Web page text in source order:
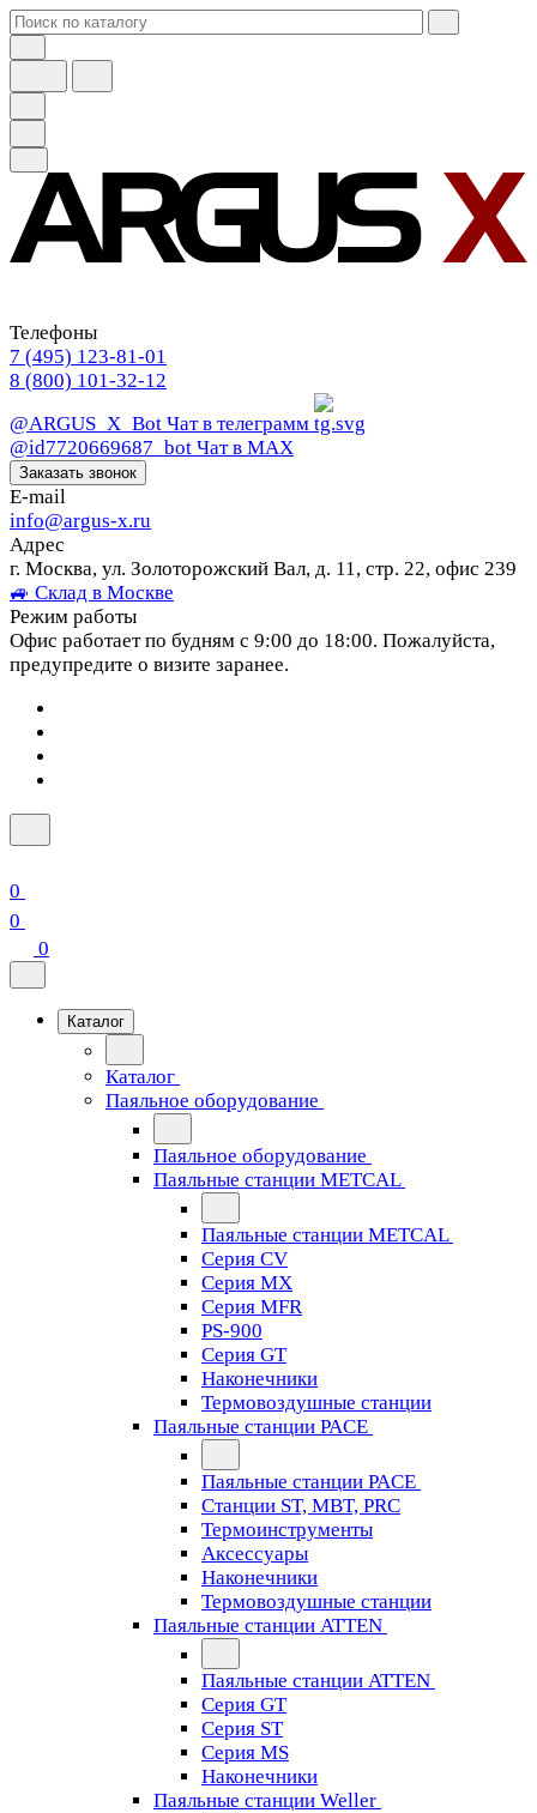
Телефоны
7 (495) 123-81-01
8 (800) 101-32-12
@ARGUS_X_Bot Чат в телеграмм
@id7720669687_bot Чат в МАХ
Заказать звонок
E-mail
info@argus-x.ru
Адрес
г. Москва, ул. Золоторожский Вал, д. 11, стр. 22, офис 239
🚙 Склад в Москве
Режим работы
Офис работает по будням с 9:00 до 18:00. Пожалуйста,
предупредите о визите заранее.
0
0
0
Каталог
Каталог
Паяльное оборудование
Паяльное оборудование
Паяльные станции METCAL
Паяльные станции METCAL
Серия CV
Серия MX
Серия MFR
PS-900
Серия GT
Наконечники
Термовоздушные станции
Паяльные станции PACE
Паяльные станции PACE
Станции ST, MBT, PRC
Термоинструменты
Аксессуары
Наконечники
Термовоздушные станции
Паяльные станции ATTEN
Паяльные станции ATTEN
Серия GT
Серия ST
Серия MS
Наконечники
Паяльные станции Weller